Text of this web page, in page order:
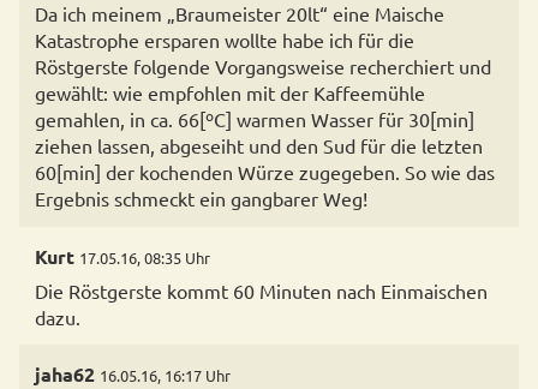
Da ich meinem „Braumeister 20lt“ eine Maische
Katastrophe ersparen wollte habe ich für die
Röstgerste folgende Vorgangsweise recherchiert und
gewählt: wie empfohlen mit der Kaffeemühle
gemahlen, in ca. 66[ºC] warmen Wasser für 30[min]
ziehen lassen, abgeseiht und den Sud für die letzten
60[min] der kochenden Würze zugegeben. So wie das
Ergebnis schmeckt ein gangbarer Weg!
Kurt 17.05.16, 08:35 Uhr
Die Röstgerste kommt 60 Minuten nach Einmaischen
dazu.
jaha62 16.05.16, 16:17 Uhr